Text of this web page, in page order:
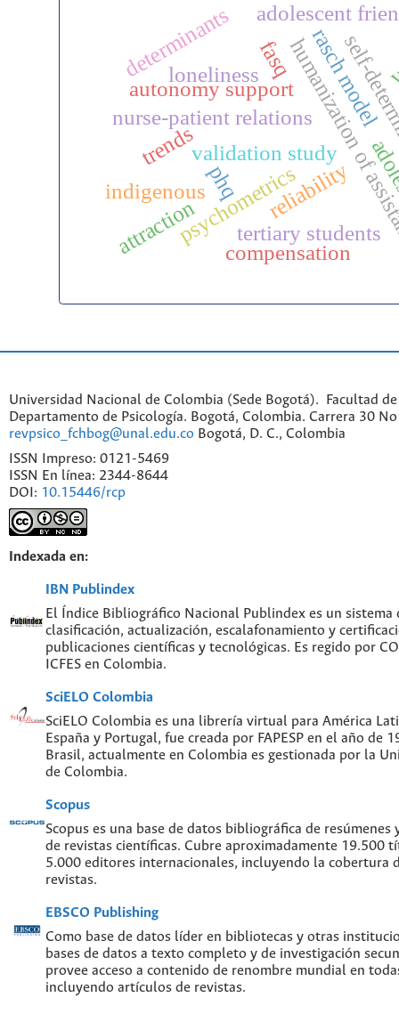
psychometrics
validation study
nurse-patient relations
adolescent
autonomy support
fasq rasch model
self-
phq reliability
tertiary students
determinants
trends
indigenous
attraction compensation
loneliness
Universidad Nacional de Colombia (Sede Bogotá). Facultad de
Departamento de Psicología. Bogotá, Colombia. Carrera 30
revpsico_fchbog@unal.edu.co Bogotá, D. C., Colombia
ISSN Impreso: 0121-5469
ISSN En línea: 2344-8644
DOI: 10.15446/rcp
Indexada en:
IBN Publindex
El Índice Bibliográfico Nacional Publindex es un
clasificación, actualización, escalafonamiento y
publicaciones científicas y tecnológicas. Es regido por
ICFES en Colombia.
SciELO Colombia
SciELO Colombia es una librería virtual para América
España y Portugal, fue creada por FAPESP en el año de
Brasil, actualmente en Colombia es gestionada por la
de Colombia.
Scopus
Scopus es una base de datos bibliográfica de
de revistas científicas. Cubre aproximadamente 19.500
5.000 editores internacionales, incluyendo la cobertura
revistas.
EBSCO Publishing
Como base de datos líder en bibliotecas y otras
bases de datos a texto completo y de investigación
provee acceso a contenido de renombre mundial en
incluyendo artículos de revistas.